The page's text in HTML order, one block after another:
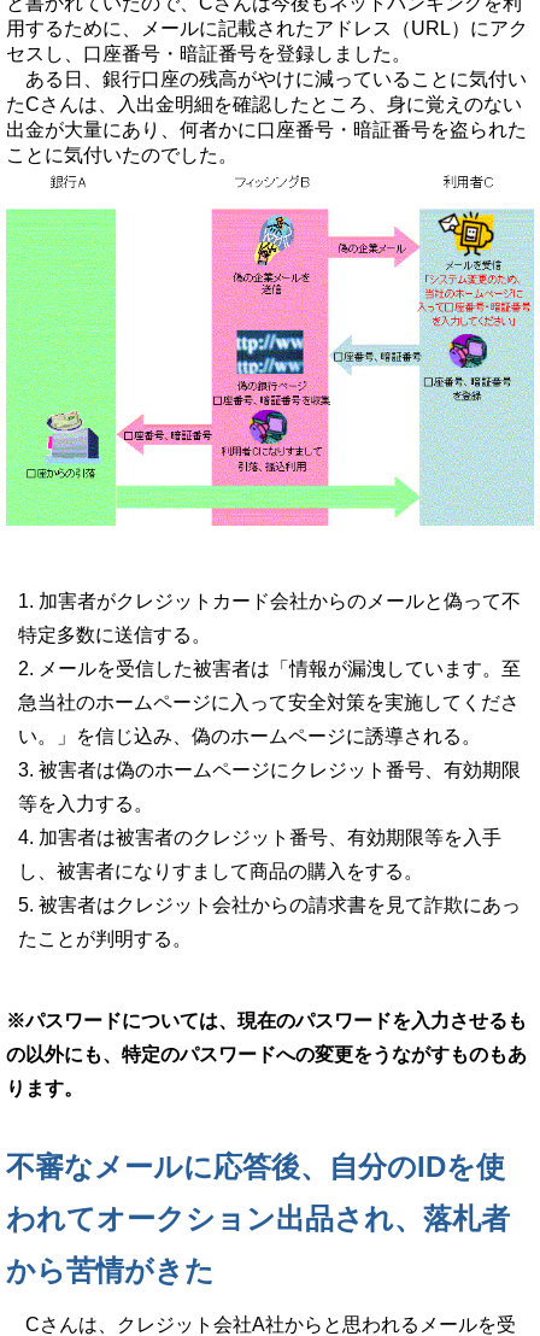
用するために、メールに記載されたアドレス（URL）にアク
セスし、口座番号・暗証番号を登録しました。
ある日、銀行口座の残高がやけに減っていることに気付い
たCさんは、入出金明細を確認したところ、身に覚えのない
出金が大量にあり、何者かに口座番号・暗証番号を盗られた
ことに気付いたのでした。
加害者がクレジットカード会社からのメールと偽って不
特定多数に送信する。
メールを受信した被害者は「情報が漏洩しています。至
急当社のホームページに入って安全対策を実施してくださ
い。」を信じ込み、偽のホームページに誘導される。
被害者は偽のホームページにクレジット番号、有効期限
等を入力する。
加害者は被害者のクレジット番号、有効期限等を入手
し、被害者になりすまして商品の購入をする。
被害者はクレジット会社からの請求書を見て詐欺にあっ
たことが判明する。
※パスワードについては、現在のパスワードを入力させるも
の以外にも、特定のパスワードへの変更をうながすものもあ
ります。
不審なメールに応答後、自分のIDを使
われてオークション出品され、落札者
から苦情がきた
Cさんは、クレジット会社A社からと思われるメールを受